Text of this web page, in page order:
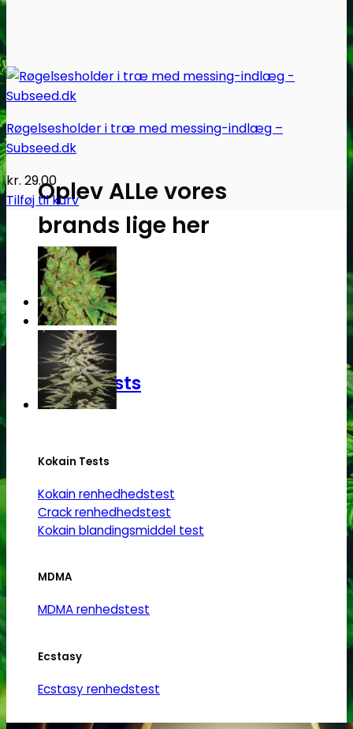
Oplev ALLe vores
brands lige her
Gå til brands
Narkotests
Narkotests
Kokain Tests
Kokain renhedhedstest
Crack renhedhedstest
Kokain blandingsmiddel test
MDMA
MDMA renhedstest
Ecstasy
Ecstasy renhedstest
Røgelsesholder i træ med messing-indlæg –
Subseed.dk
kr. 29.00
Tilføj til kurv